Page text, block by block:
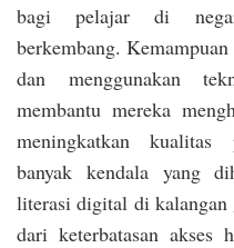
bagi pelajar di
berkembang.
dan menggunakan
membantu mereka
meningkatkan kualitas
banyak kendala yang
literasi digital di kalangan
dari keterbatasan akses